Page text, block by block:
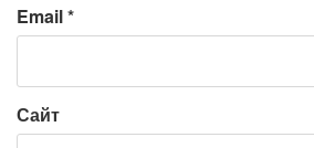
Email*
Сайт